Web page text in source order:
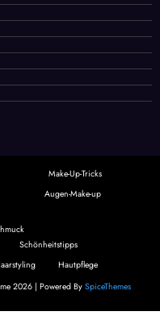
Make-Up-Tricks
Augen-Make-up
Schönheitstipps
Hautpflege
2026 | Powered By SpiceThemes